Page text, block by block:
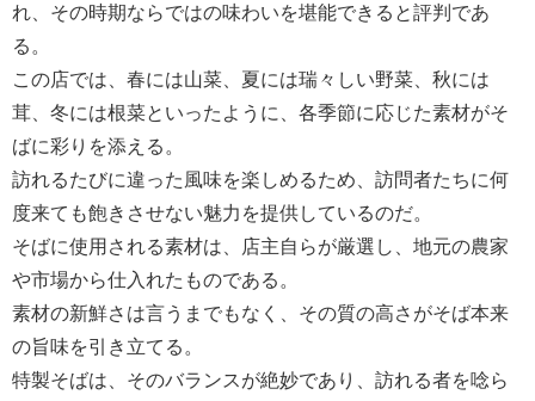
れ、その時期ならではの味わいを堪能できると評判であ
る。
この店では、春には山菜、夏には瑞々しい野菜、秋には
茸、冬には根菜といったように、各季節に応じた素材がそ
ばに彩りを添える。
訪れるたびに違った風味を楽しめるため、訪問者たちに何
度来ても飽きさせない魅力を提供しているのだ。
そばに使用される素材は、店主自らが厳選し、地元の農家
や市場から仕入れたものである。
素材の新鮮さは言うまでもなく、その質の高さがそば本来
の旨味を引き立てる。
特製そばは、そのバランスが絶妙であり、訪れる者を唸ら